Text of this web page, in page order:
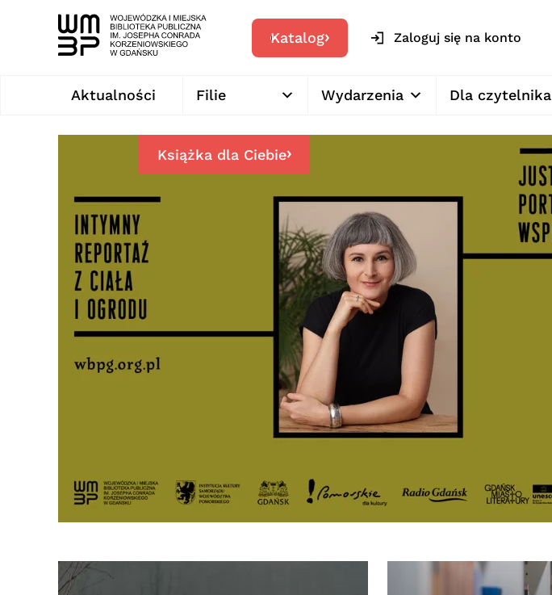
Katalog Zaloguj się na konto
Aktualności Filie Wydarzenia Dla czytelnika
Książka dla Ciebie